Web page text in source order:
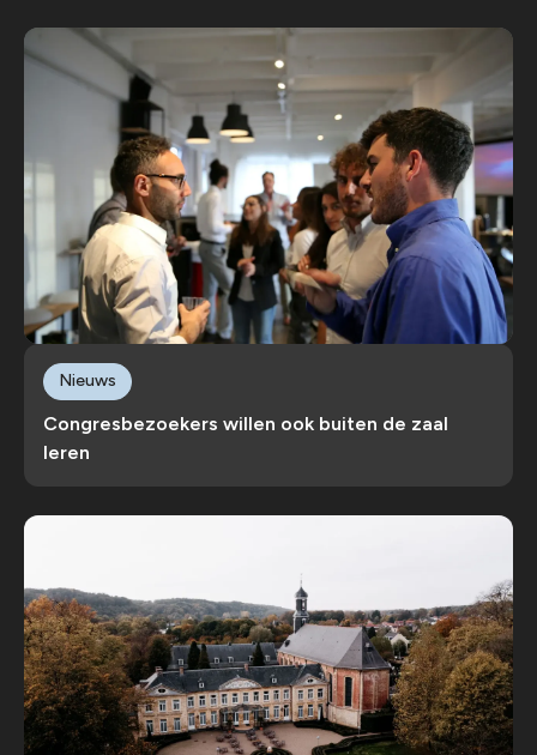
Congresbezoekers willen ook buiten de zaal
leren
Nieuws